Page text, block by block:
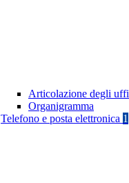
Articolazione degli
Organigramma
Telefono e posta elettronica 1